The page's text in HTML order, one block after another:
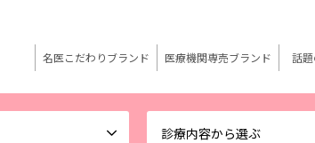
診療内容から選ぶ
名医こだわりブランド 医療機関専売ブランド 話